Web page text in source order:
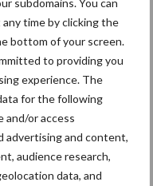
time by clicking the
bottom of your screen.
to providing you
experience. The
for the following
and/or access
advertising and content,
audience research,
data, and
volume en
groeien in